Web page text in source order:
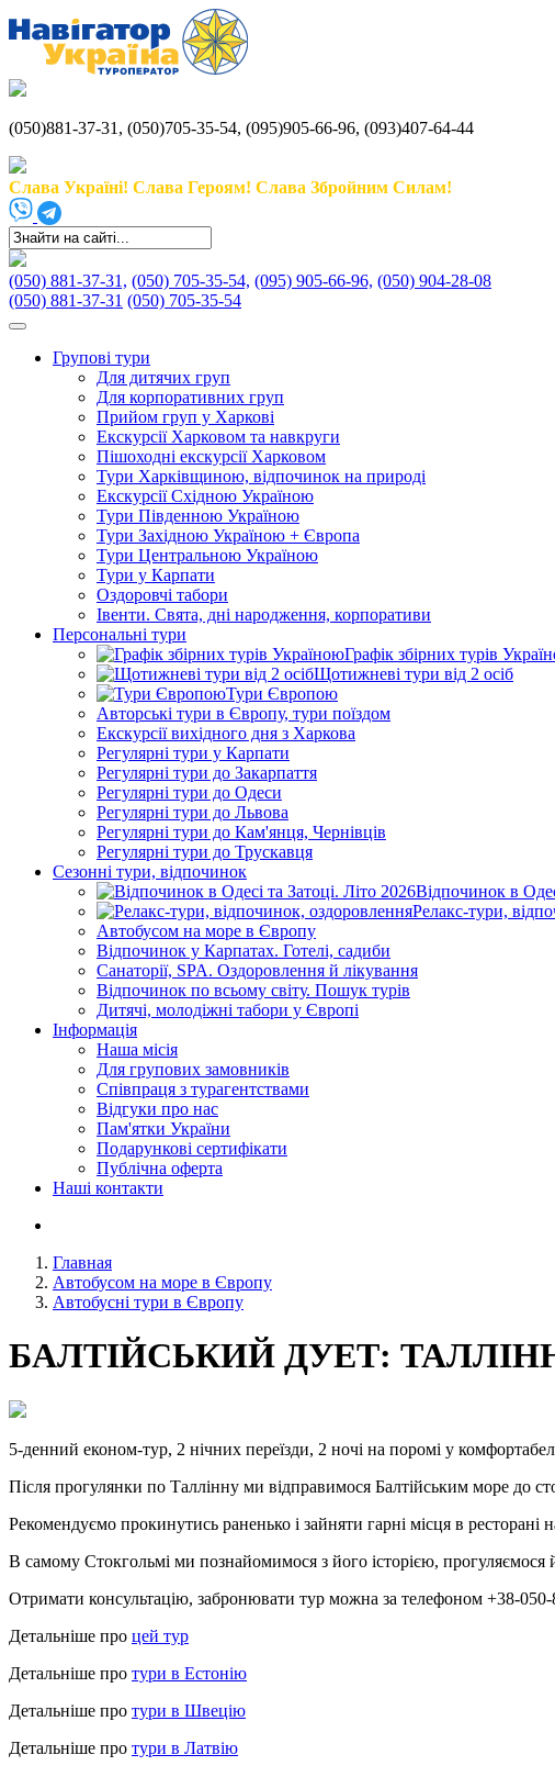
(050)881-37-31, (050)705-35-54, (095)905-66-96, (093)407-64-44
Слава Україні! Слава Героям! Слава Збройним Силам!
(050) 881-37-31, (050) 705-35-54, (095) 905-66-96, (050) 904-28-08
(050) 881-37-31 (050) 705-35-54
Групові тури
Для дитячих груп
Для корпоративних груп
Прийом груп у Харкові
Екскурсії Харковом та навкруги
Пішоходні екскурсії Харковом
Тури Харківщиною, відпочинок на природі
Екскурсії Східною Україною
Тури Південною Україною
Тури Західною Україною + Європа
Тури Центральною Україною
Тури у Карпати
Оздоровчі табори
Івенти. Свята, дні народження, корпоративи
Персональні тури
Графік збірних турів
Щотижневі тури від 2 осіб
Тури Європою
Авторські тури в Європу, тури поїздом
Екскурсії вихідного дня з Харкова
Регулярні тури у Карпати
Регулярні тури до Закарпаття
Регулярні тури до Одеси
Регулярні тури до Львова
Регулярні тури до Кам'янця, Чернівців
Регулярні тури до Трускавця
Сезонні тури, відпочинок
Відпочинок в
Релакс-тури,
Автобусом на море в Європу
Відпочинок у Карпатах. Готелі, садиби
Санаторії, SPA. Оздоровлення й лікування
Відпочинок по всьому світу. Пошук турів
Дитячі, молодіжні табори у Європі
Інформація
Наша місія
Для групових замовників
Співпраця з турагентствами
Відгуки про нас
Пам'ятки України
Подарункові сертифікати
Публічна оферта
Наші контакти
Главная
Автобусом на море в Європу
Автобусні тури в Європу
БАЛТІЙСЬКИЙ ДУЕТ:
5-денний економ-тур, 2 нічних переїзди, 2 ночі на поромі у
Після прогулянки по Таллінну ми відправимося Балтійським море до
Рекомендуємо прокинутись раненько і зайняти гарні місця в
В самому Стокгольмі ми познайомимося з його історією,
Отримати консультацію, забронювати тур можна за телефоном +38-
Детальніше про цей тур
Детальніше про тури в Естонію
Детальніше про тури в Швецію
Детальніше про тури в Латвію